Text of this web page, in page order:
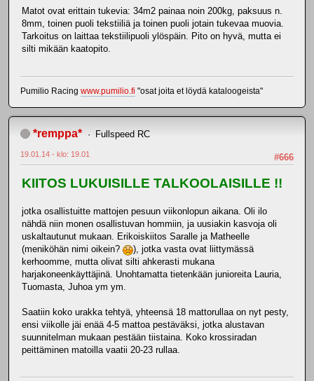
Matot ovat erittain tukevia: 34m2 painaa noin 200kg, paksuus n.
8mm, toinen puoli tekstiiliä ja toinen puoli jotain tukevaa muovia.
Tarkoitus on laittaa tekstiilipuoli ylöspäin. Pito on hyvä, mutta ei
silti mikään kaatopito.
Pumilio Racing www.pumilio.fi "osat joita et löydä kataloogeista"
*remppa* Fullspeed RC
#666
19.01.14 - klo: 19.01
KIITOS LUKUISILLE TALKOOLAISILLE !!
jotka osallistuitte mattojen pesuun viikonlopun aikana. Oli ilo
nähdä niin monen osallistuvan hommiin, ja uusiakin kasvoja oli
uskaltautunut mukaan. Erikoiskiitos Saralle ja Matheelle
(meniköhän nimi oikein?
), jotka vasta ovat liittymässä
kerhoomme, mutta olivat silti ahkerasti mukana
harjakoneenkäyttäjinä. Unohtamatta tietenkään junioreita Lauria,
Tuomasta, Juhoa ym ym.
Saatiin koko urakka tehtyä, yhteensä 18 mattorullaa on nyt pesty,
ensi viikolle jäi enää 4-5 mattoa pestäväksi, jotka alustavan
suunnitelman mukaan pestään tiistaina. Koko krossiradan
peittäminen matoilla vaatii 20-23 rullaa.